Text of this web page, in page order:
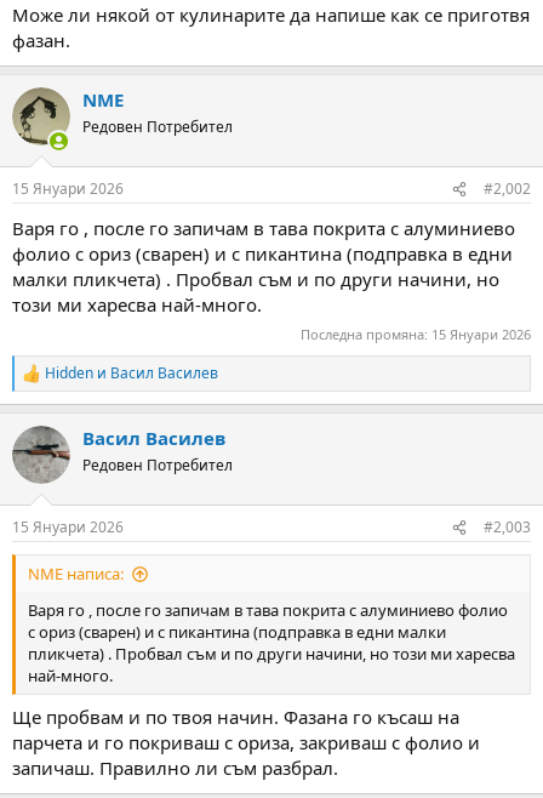
м
а
т
а
т
Може ли някой от кулинарите да напише как се приготвя
фазан.
NME
Редовен Потребител
15 Януари 2026 #2,002
Варя го , после го запичам в тава покрита с алуминиево
фолио с ориз (сварен) и с пикантина (подправка в едни
малки пликчета) . Пробвал съм и по други начини, но
този ми харесва най-много.
Последна промяна: 15 Януари 2026
R
e
c
t
i
s
:
Hidden и Васил Василев
Васил Василев
Редовен Потребител
15 Януари 2026 #2,003
NME написа:
Варя го , после го запичам в тава покрита с алуминиево фолио
с ориз (сварен) и с пикантина (подправка в едни малки
пликчета) . Пробвал съм и по други начини, но този ми харесва
най-много.
Ще пробвам и по твоя начин. Фазана го късаш на
парчета и го покриваш с ориза, закриваш с фолио и
запичаш. Правилно ли съм разбрал.